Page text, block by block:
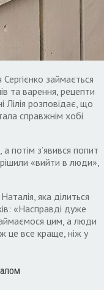
займається
та варення, рецепти
Лілія розповідає, що
справжнім хобі
а потім з’явився попит
«вийти в люди»,
яка ділиться
«Насправді дуже
цим, а люди
це все краще, ніж у